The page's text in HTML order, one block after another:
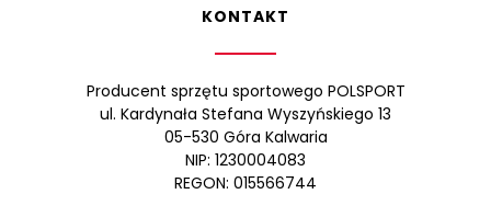
KONTAKT
Producent sprzętu sportowego POLSPORT
ul. Kardynała Stefana Wyszyńskiego 13
05-530 Góra Kalwaria
NIP: 1230004083
REGON: 015566744